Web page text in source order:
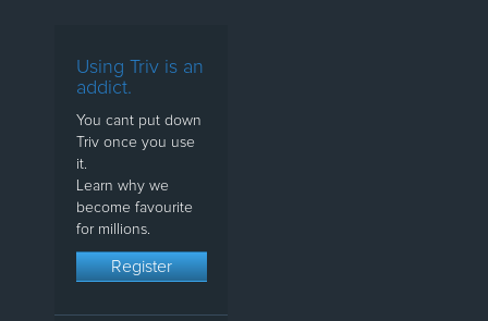
Using Triv is an
addict.
You cant put down
Triv once you use
it.
Learn why we
become favourite
for millions.
Register